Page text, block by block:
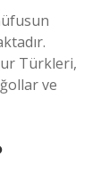
Türkleri,
ve